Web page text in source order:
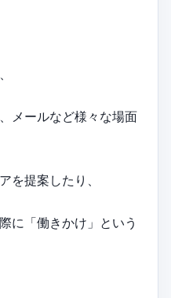
メールなど様々な場面
を提案したり、
に「働きかけ」という